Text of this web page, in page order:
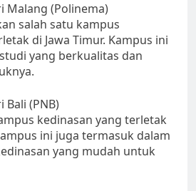
Malang (Polinema)
salah satu kampus
di Jawa Timur. Kampus ini
yang berkualitas dan
Bali (PNB)
kedinasan yang terletak
ini juga termasuk dalam
yang mudah untuk